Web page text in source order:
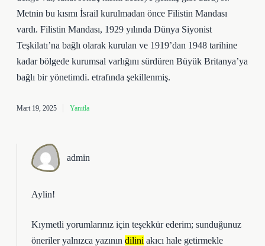
Metnin bu kısmı İsrail kurulmadan önce Filistin Mandası
vardı. Filistin Mandası, 1929 yılında Dünya Siyonist
Teşkilatı’na bağlı olarak kurulan ve 1919’dan 1948 tarihine
kadar bölgede kurumsal varlığını sürdüren Büyük Britanya’ya
bağlı bir yönetimdi. etrafında şekillenmiş.
Mart 19, 2025 Yanıtla
admin
Aylin!
Kıymetli yorumlarınız için teşekkür ederim; sunduğunuz
öneriler yalnızca yazının dilini akıcı hale getirmekle